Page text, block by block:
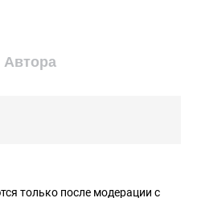
Автора
только после модерации с